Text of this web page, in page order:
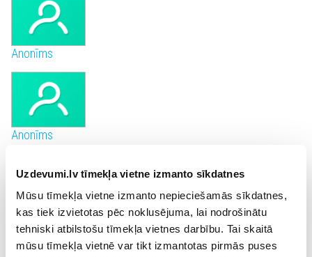
Uzdevumi.lv tīmekļa vietne izmanto sīkdatnes
Mūsu tīmekļa vietne izmanto nepieciešamās sīkdatnes,
kas tiek izvietotas pēc noklusējuma, lai nodrošinātu
tehniski atbilstošu tīmekļa vietnes darbību. Tai skaitā
mūsu tīmekļa vietnē var tikt izmantotas pirmās puses
Anonīms
Anonīms
Anonīms